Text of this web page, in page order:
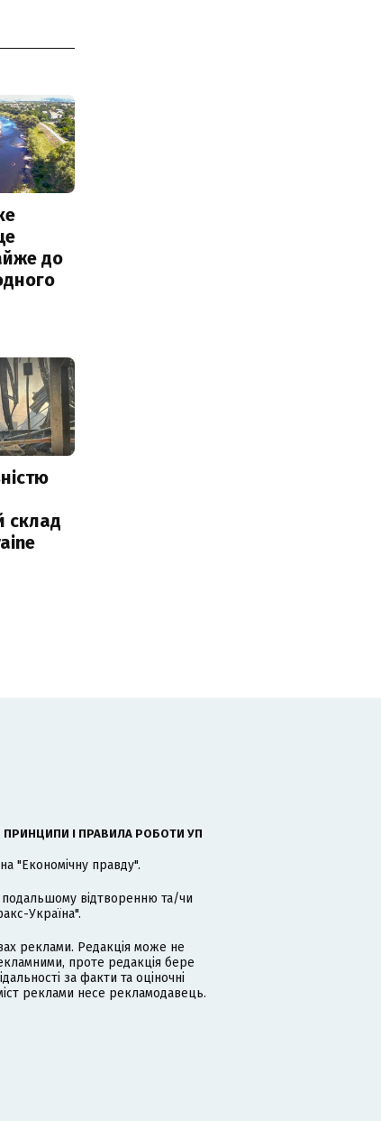
до
склад
ПРИНЦИПИ І ПРАВИЛА РОБОТИ УП
"Економічну правду".
подальшому відтворенню та/чи
Україна".
реклами. Редакція може не
проте редакція бере
за факти та оціночні
реклами несе рекламодавець.